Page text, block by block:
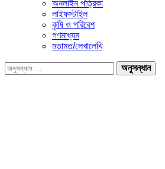
অনলাইন পত্রিকা
লাইফস্টাইল
কৃষি ও পরিবেশ
গণমাধ্যম
মতামত/লেখালেখি